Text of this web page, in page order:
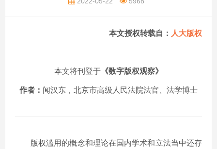
本文授权转载自： 人大版权
本文将刊登于 《数字版权观察》
作者： 闻汉东，北京市高级人民法院法官、法学博士
版权滥用的概念和理论在国内学术和立法当中还存